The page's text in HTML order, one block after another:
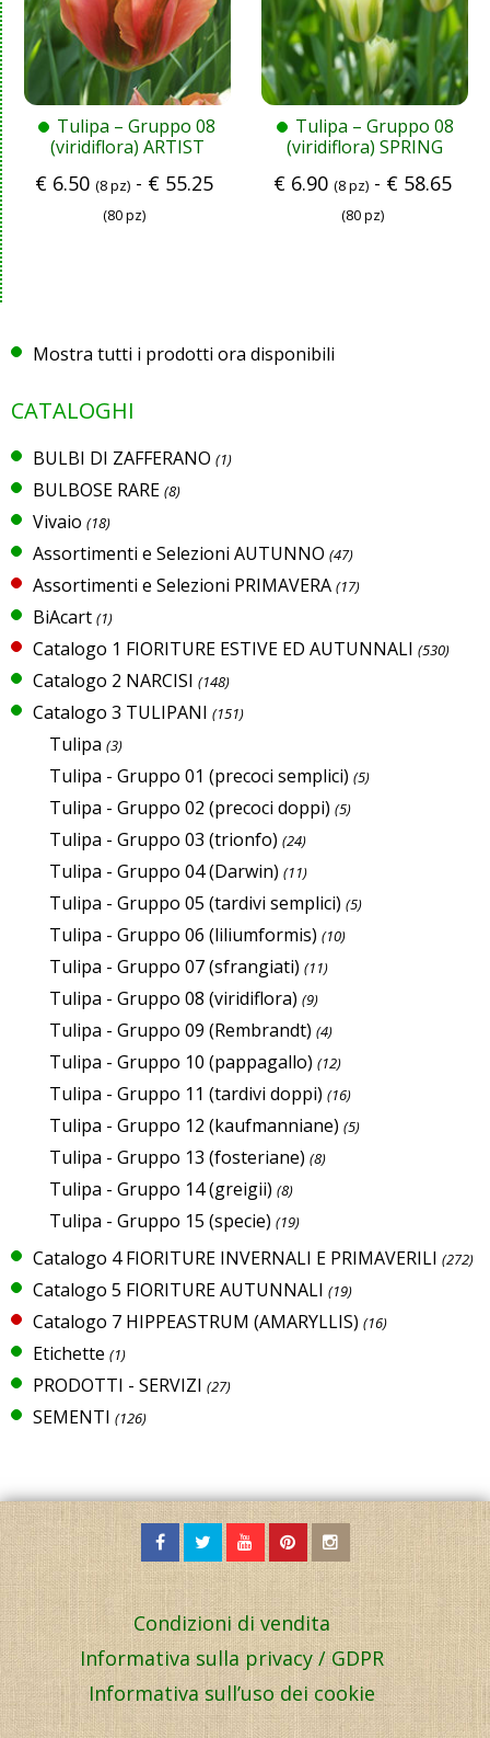
Tulipa – Gruppo 08
(viridiflora) ARTIST
€ 6.50 (8 pz) - € 55.25
(80 pz)
Tulipa – Gruppo 08
(viridiflora) SPRING
€6.90 (8 pz)- €58.65
(80 pz)
Mostra tutti i prodotti ora disponibili
CATALOGHI
BULBI DI ZAFFERANO (1)
BULBOSE RARE (8)
Vivaio (18)
Assortimenti e Selezioni AUTUNNO (47)
Assortimenti e Selezioni PRIMAVERA (17)
BiAcart (1)
Catalogo 1 FIORITURE ESTIVE ED AUTUNNALI (530)
Catalogo 2 NARCISI (148)
Catalogo 3 TULIPANI (151)
Tulipa (3)
Tulipa - Gruppo 01 (precoci semplici) (5)
Tulipa - Gruppo 02 (precoci doppi) (5)
Tulipa - Gruppo 03 (trionfo) (24)
Tulipa - Gruppo 04 (Darwin) (11)
Tulipa - Gruppo 05 (tardivi semplici) (5)
Tulipa - Gruppo 06 (liliumformis) (10)
Tulipa - Gruppo 07 (sfrangiati) (11)
Tulipa - Gruppo 08 (viridiflora) (9)
Tulipa - Gruppo 09 (Rembrandt) (4)
Tulipa - Gruppo 10 (pappagallo) (12)
Tulipa - Gruppo 11 (tardivi doppi) (16)
Tulipa - Gruppo 12 (kaufmanniane) (5)
Tulipa - Gruppo 13 (fosteriane) (8)
Tulipa - Gruppo 14 (greigii) (8)
Tulipa - Gruppo 15 (specie) (19)
Catalogo 4 FIORITURE INVERNALI E PRIMAVERILI (272)
Catalogo 5 FIORITURE AUTUNNALI (19)
Catalogo 7 HIPPEASTRUM (AMARYLLIS) (16)
Etichette (1)
PRODOTTI - SERVIZI (27)
SEMENTI (126)
Condizioni di vendita
Informativa sulla privacy / GDPR
Informativa sull’uso dei cookie